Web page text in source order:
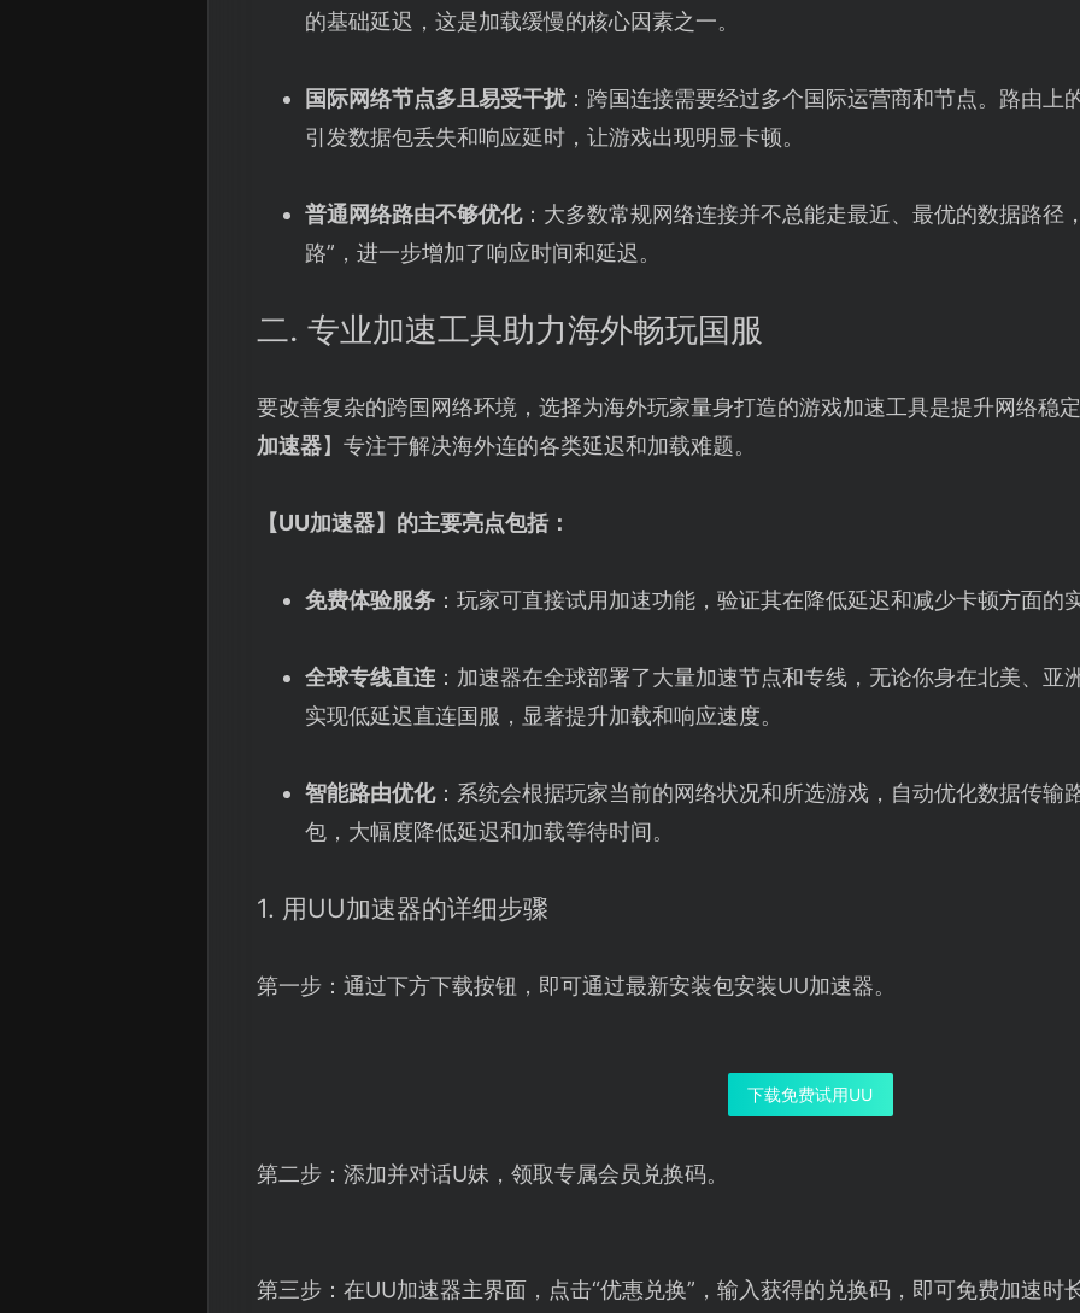
的基础延迟，这是加载缓慢的核心因素之一。
国际网络节点多且易受干扰：跨国连接需要经过多个国际运营商和节点。路由上
引发数据包丢失和响应延时，让游戏出现明显卡顿。
普通网络路由不够优化：大多数常规网络连接并不总能走最近、最优的数据路径
路”，进一步增加了响应时间和延迟。
二. 专业加速工具助力海外畅玩国服
要改善复杂的跨国网络环境，选择为海外玩家量身打造的游戏加速工具是提升网络稳
加速器】专注于解决海外连的各类延迟和加载难题。
【UU加速器】的主要亮点包括：
免费体验服务：玩家可直接试用加速功能，验证其在降低延迟和减少卡顿方面的
全球专线直连：加速器在全球部署了大量加速节点和专线，无论你身在北美、亚
实现低延迟直连国服，显著提升加载和响应速度。
智能路由优化：系统会根据玩家当前的网络状况和所选游戏，自动优化数据传输
包，大幅度降低延迟和加载等待时间。
1. 用UU加速器的详细步骤
第一步：通过下方下载按钮，即可通过最新安装包安装UU加速器。
下载免费试用UU
第二步：添加并对话U妹，领取专属会员兑换码。
第三步：在UU加速器主界面，点击“优惠兑换”，输入获得的兑换码，即可免费加速时